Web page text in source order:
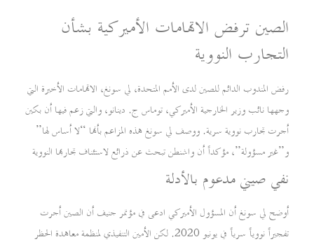
الصين ترفض الاتهامات الأميركية بشأن
التجارب النووية
رفض المندوب الدائم للصين لدى الأمم المتحدة، لي سونغ، الاتهامات الأخيرة التي
وجهها نائب وزير الخارجية الأميركي، توماس ج. دينانو، والتي زعم فيها أن بكين
أجرت تجارب نووية سرية. ووصف لي سونغ هذه المزاعم بأنها “لا أساس لها”
و”غير مسؤولة”، مؤكداً أن واشنطن تبحث عن ذرائع لاستئناف تجاربها النووية
نفي صيني مدعوم بالأدلة
أوضح لي سونغ أن المسؤول الأميركي ادعى في مؤتمر جنيف أن الصين أجرت
تفجيراً نووياً سرياً في يونيو 2020. لكن الأمين التنفيذي لمنظمة معاهدة الحظر